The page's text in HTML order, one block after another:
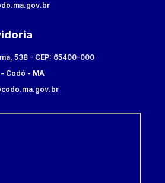
538 - CEP: 65400-000
- Codó - MA